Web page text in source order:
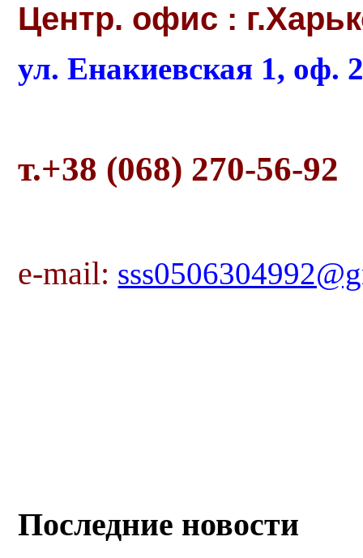
Центр. офис :
ул. Енакиевская 1, оф.
т.+38 (068) 270-56-92
e-mail:
Последние новости